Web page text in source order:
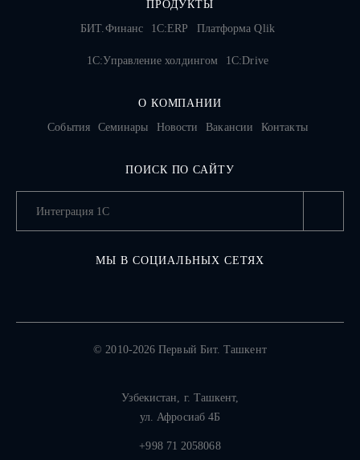
ПРОДУКТЫ
БИТ.Финанс
1С:ERP Платформа Qlik
1С:Управление холдингом 1C:Drive
О КОМПАНИИ
События
Семинары Новости Вакансии Контакты
ПОИСК ПО САЙТУ
МЫ В СОЦИАЛЬНЫХ СЕТЯХ
© 2010-2026 Первый Бит. Ташкент
Узбекистан, г. Ташкент,
ул. Афросиаб 4Б
+998 71 2058068